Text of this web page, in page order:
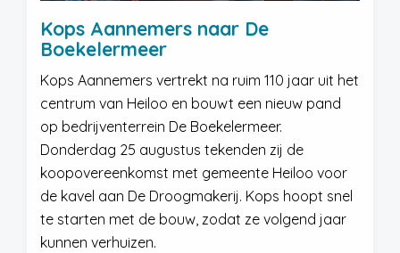
Kops Aannemers naar De
Boekelermeer
Kops Aannemers vertrekt na ruim 110 jaar uit het
centrum van Heiloo en bouwt een nieuw pand
op bedrijventerrein De Boekelermeer.
Donderdag 25 augustus tekenden zij de
koopovereenkomst met gemeente Heiloo voor
de kavel aan De Droogmakerij. Kops hoopt snel
te starten met de bouw, zodat ze volgend jaar
kunnen verhuizen.